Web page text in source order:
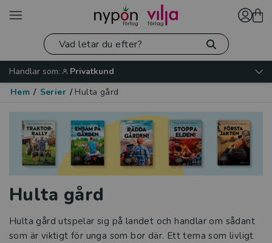
Handlar som:
Privatkund
Hem / Serier / Hulta gård
Hulta gård
Hulta gård utspelar sig på landet och handlar om sådant
som är viktigt för unga som bor där. Ett tema som livligt